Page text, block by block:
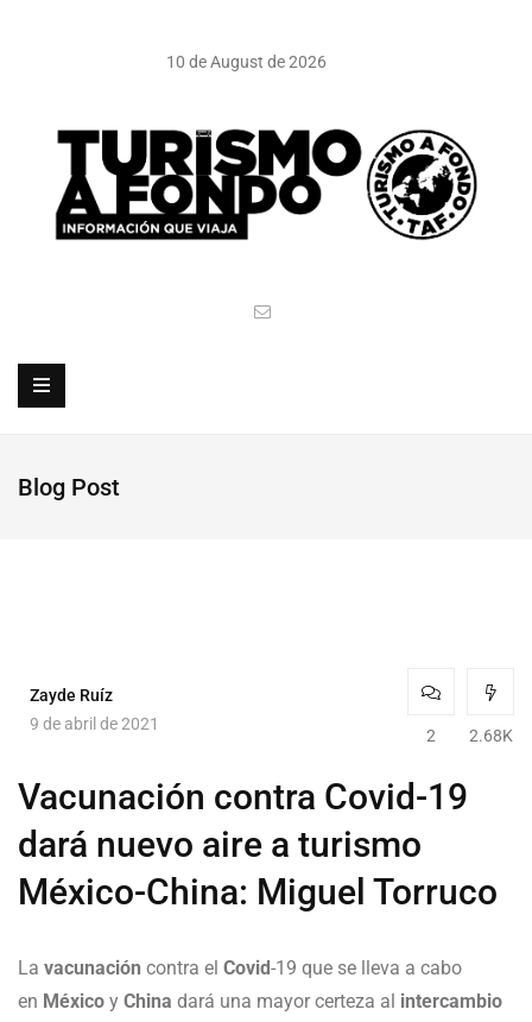
10 de August de 2026
Blog Post
Zayde Ruíz
9 de abril de 2021
2 2.68K
Vacunación contra Covid-19
dará nuevo aire a turismo
México-China: Miguel Torruco
La vacunación contra el Covid-19 que se lleva a cabo
en México y China dará una mayor certeza al intercambio